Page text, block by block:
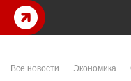
Все новости Экономика